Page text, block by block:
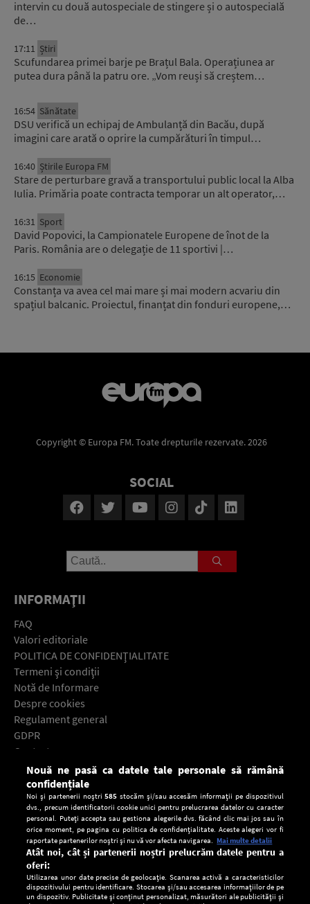
intervin cu două autospeciale de stingere și o autospecială
de…
17:11 Știri
Scufundarea primei barje pe Brațul Bala. Operațiunea ar
putea dura până la patru ore. „Vom reuși să creștem…
16:54 Sănătate
DSU verifică un echipaj de Ambulanță din Bacău, după
imagini care arată o oprire la cumpărături în timpul…
16:40 Știrile Europa FM
Stare de perturbare gravă a transportului public local la Alba
Iulia. Primăria poate contracta temporar un alt operator,…
16:31 Sport
David Popovici, la Campionatele Europene de înot de la
Paris. România are o delegație de 11 sportivi |…
16:15 Economie
Constanța va avea cel mai mare și mai modern acvariu din
spațiul balcanic. Proiectul, finanțat din fonduri europene,…
Copyright © Europa FM. Toate drepturile rezervate. 2026
SOCIAL
INFORMAŢII
FAQ
Valori editoriale
POLITICA DE CONFIDENŢIALITATE
Termeni şi condiţii
Notă de Informare
Despre cookies
Regulament general
GDPR
Contact
Descarcă gratuit aplicaţia Europa FM pentru smartphone:
Nouă ne pasă ca datele tale personale să rămână
confidențiale
Noi și partenerii noștri585 stocăm și/sau accesăm informații pe dispozitivul
dvs., precum identificatorii cookie unici pentru prelucrarea datelor cu caracter
personal. Puteți accepta sau gestiona alegerile dvs. făcând clic mai jos sau în
orice moment, pe pagina cu politica de confidențialitate. Aceste alegeri vor fi
raportate partenerilor noștri și nu vă vor afecta navigarea. Mai multe detalii
Atât noi, cât și partenerii noștri prelucrăm datele pentru a
oferi:
Utilizarea unor date precise de geolocație. Scanarea activă a caracteristicilor
dispozitivului pentru identificare. Stocarea și/sau accesarea informațiilor de pe
un dispozitiv. Publicitate și conținut personalizat, măsurători ale publicității și